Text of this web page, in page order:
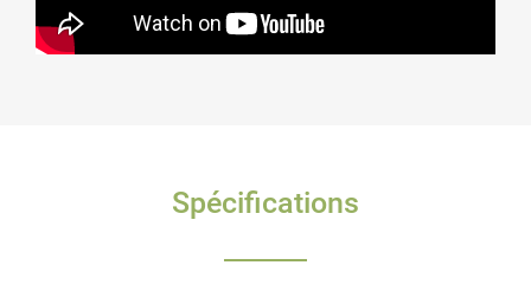
Spécifications